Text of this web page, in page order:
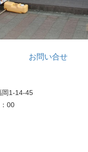
お問い合せ
岡1-14-45
00